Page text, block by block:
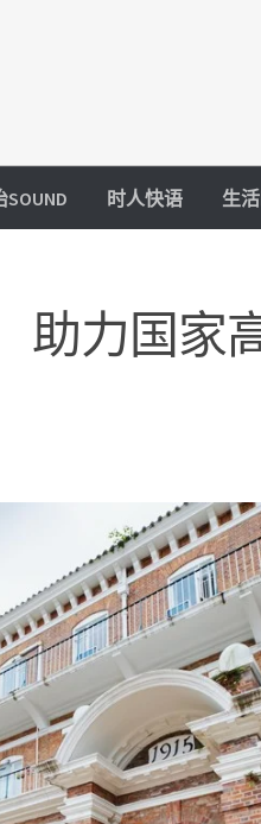
SOUND 时人快语 生
力国家